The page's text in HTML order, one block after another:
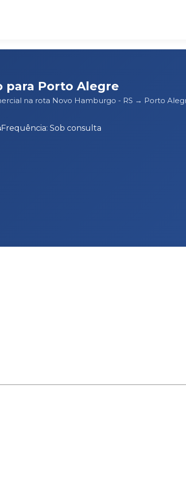
para Porto Alegre
na rota Novo Hamburgo - RS → Porto
Frequência: Sob consulta